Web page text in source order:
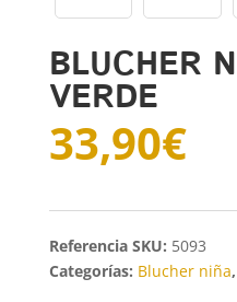
BLUCHER
VERDE
33,90€
SKU: 5093
Categorías: Blucher niña,